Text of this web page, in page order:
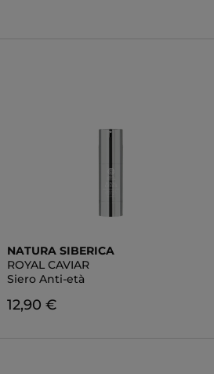
NATURA SIBERICA
ROYAL CAVIAR
Siero Anti-età
12,90 €